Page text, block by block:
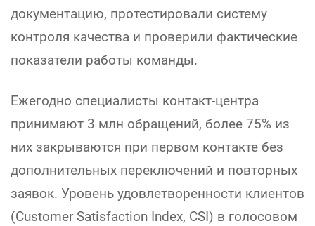
документацию, протестировали систему
контроля качества и проверили фактические
показатели работы команды.
Ежегодно специалисты контакт-центра
принимают 3 млн обращений, более 75% из
них закрываются при первом контакте без
дополнительных переключений и повторных
заявок. Уровень удовлетворенности клиентов
(Customer Satisfaction Index, CSI) в голосовом